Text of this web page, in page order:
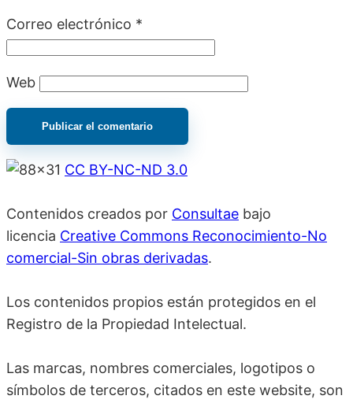
Correo electrónico *
Web
CC BY-NC-ND 3.0
Contenidos creados por Consultae bajo
licencia Creative Commons Reconocimiento-No
comercial-Sin obras derivadas.
Los contenidos propios están protegidos en el
Registro de la Propiedad Intelectual.
Las marcas, nombres comerciales, logotipos o
símbolos de terceros, citados en este website, son